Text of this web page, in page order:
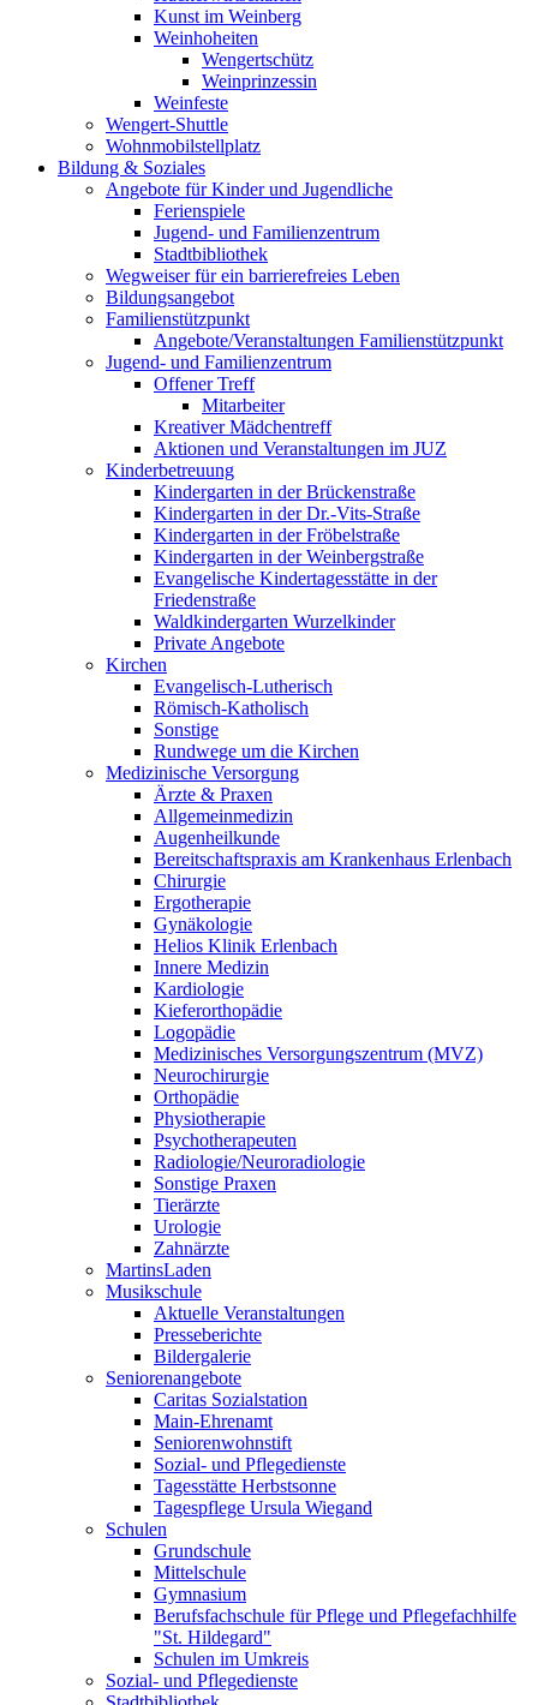
Kunst im Weinberg
Weinhoheiten
Wengertschütz
Weinprinzessin
Weinfeste
Wengert-Shuttle
Wohnmobilstellplatz
Bildung & Soziales
Angebote für Kinder und Jugendliche
Ferienspiele
Jugend- und Familienzentrum
Stadtbibliothek
Wegweiser für ein barrierefreies Leben
Bildungsangebot
Familienstützpunkt
Angebote/Veranstaltungen Familienstützpunkt
Jugend- und Familienzentrum
Offener Treff
Mitarbeiter
Kreativer Mädchentreff
Aktionen und Veranstaltungen im JUZ
Kinderbetreuung
Kindergarten in der Brückenstraße
Kindergarten in der Dr.-Vits-Straße
Kindergarten in der Fröbelstraße
Kindergarten in der Weinbergstraße
Evangelische Kindertagesstätte in der
Friedenstraße
Waldkindergarten Wurzelkinder
Private Angebote
Kirchen
Evangelisch-Lutherisch
Römisch-Katholisch
Sonstige
Rundwege um die Kirchen
Medizinische Versorgung
Ärzte & Praxen
Allgemeinmedizin
Augenheilkunde
Bereitschaftspraxis am Krankenhaus Erlenbach
Chirurgie
Ergotherapie
Gynäkologie
Helios Klinik Erlenbach
Innere Medizin
Kardiologie
Kieferorthopädie
Logopädie
Medizinisches Versorgungszentrum (MVZ)
Neurochirurgie
Orthopädie
Physiotherapie
Psychotherapeuten
Radiologie/Neuroradiologie
Sonstige Praxen
Tierärzte
Urologie
Zahnärzte
MartinsLaden
Musikschule
Aktuelle Veranstaltungen
Presseberichte
Bildergalerie
Seniorenangebote
Caritas Sozialstation
Main-Ehrenamt
Seniorenwohnstift
Sozial- und Pflegedienste
Tagesstätte Herbstsonne
Tagespflege Ursula Wiegand
Schulen
Grundschule
Mittelschule
Gymnasium
Berufsfachschule für Pflege und Pflegefachhilfe
"St. Hildegard"
Schulen im Umkreis
Sozial- und Pflegedienste